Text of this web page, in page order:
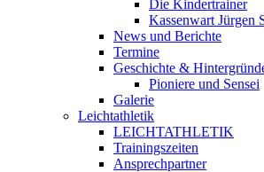
Die Kindertrainer
Kassenwart Jürgen
News und Berichte
Termine
Geschichte &
Pioniere und Sensei
Galerie
Leichtathletik
LEICHTATHLETIK
Trainingszeiten
Ansprechpartner